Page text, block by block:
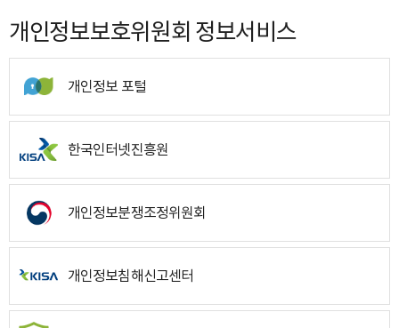
개인정보보호위원회 정보서비스
개인정보 포털
한국인터넷진흥원
개인정보분쟁조정위원회
개인정보침해신고센터